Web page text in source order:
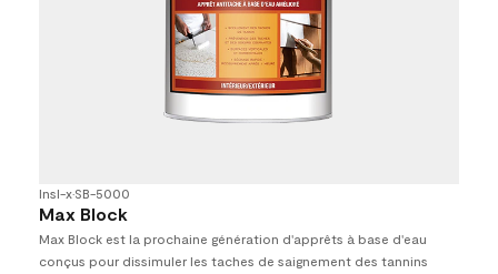
Insl-x•SB-5000
Max Block
Max Block est la prochaine génération d'apprêts à base d'eau
conçus pour dissimuler les taches de saignement des tannins